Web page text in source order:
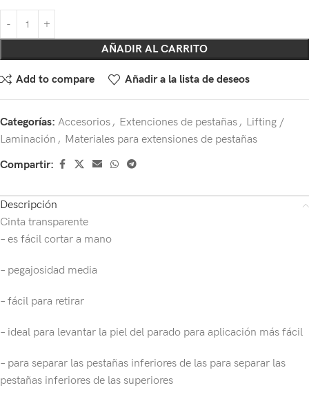
AÑADIR AL CARRITO
Add to compare Añadir a la lista de deseos
Categorías: Accesorios, Extenciones de pestañas, Lifting /
Laminación , Materiales para extensiones de pestañas
Compartir:
Descripción
Cinta transparente
– es fácil cortar a mano
– pegajosidad media
– fácil para retirar
– ideal para levantar la piel del parado para aplicación más fácil
– para separar las pestañas inferiores de las para separar las
pestañas inferiores de las superiores